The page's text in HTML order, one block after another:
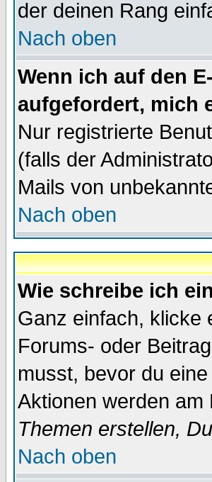
der deinen Rang
Nach oben
Wenn ich auf den
aufgefordert, mich
Nur registrierte
(falls der
Mails von
Nach oben
Wie schreibe ich
Ganz einfach, klicke
Forums- oder
musst, bevor du
Aktionen werden
Themen erstellen,
Nach oben